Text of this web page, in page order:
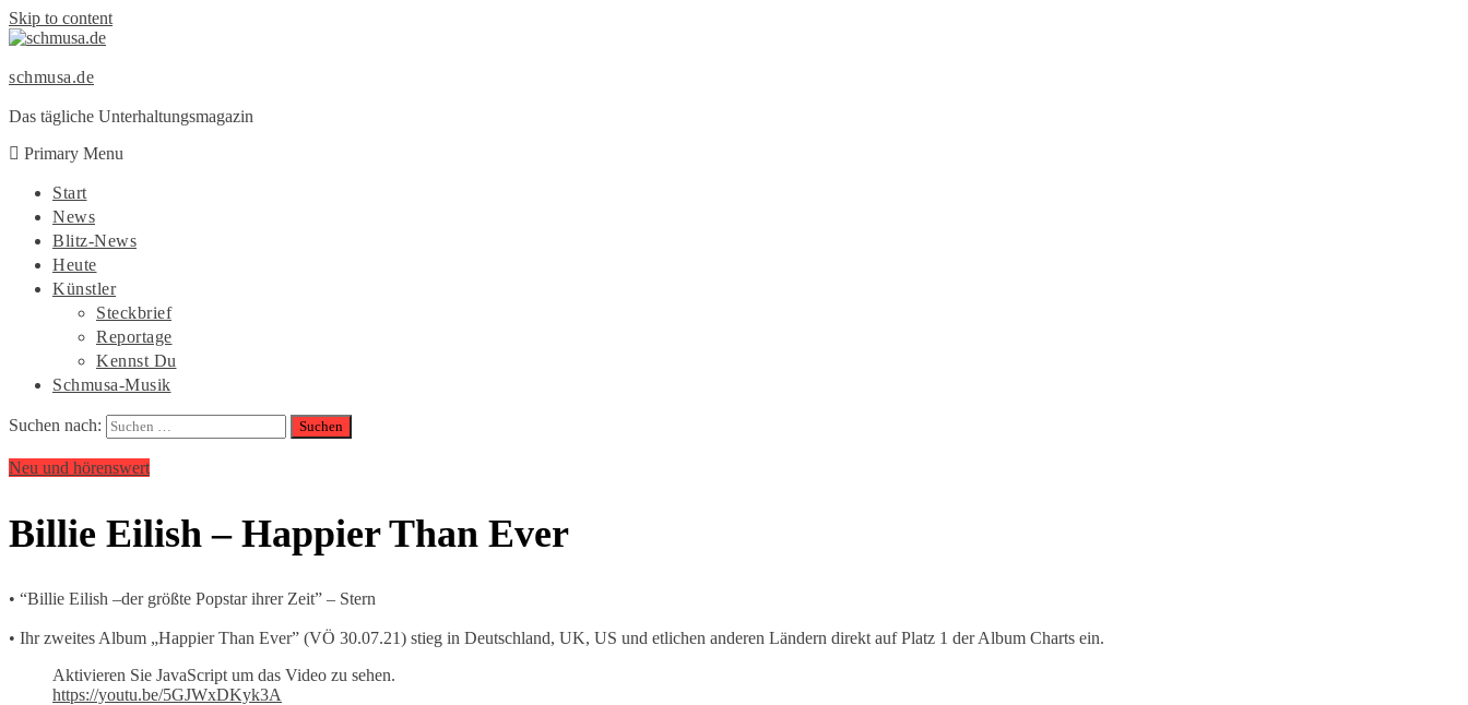
Skip to content
schmusa.de
Das tägliche Unterhaltungsmagazin
Primary Menu
Start
News
Blitz-News
Heute
Künstler
Steckbrief
Reportage
Kennst Du
Schmusa-Musik
Suchen nach:
Neu und hörenswert
Billie Eilish – Happier Than Ever
• “Billie Eilish –der größte Popstar ihrer Zeit” – Stern
• Ihr zweites Album „Happier Than Ever” (VÖ 30.07.21) stieg in Deutschland, UK, US und etlichen anderen Ländern direkt auf Platz 1 der Album Charts ein.
Aktivieren Sie JavaScript um das Video zu sehen.
https://youtu.be/5GJWxDKyk3A